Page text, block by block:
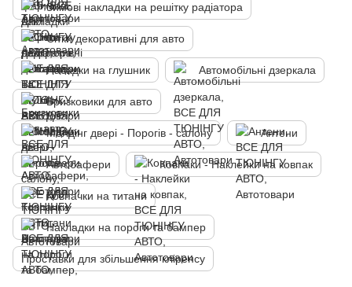
Зимові накладки на решітку радіатора
Сітки декоративні для авто
Насадки на глушник Автомобільні дзеркала
Бризковики для авто
Молдінг двері - Порогів - салону Антени
Автобафери Ковпаки - Наклейки на ковпак
Ковпачки на титани
Накладки на пороги та бампер
Проставки для збільшення кліренсу